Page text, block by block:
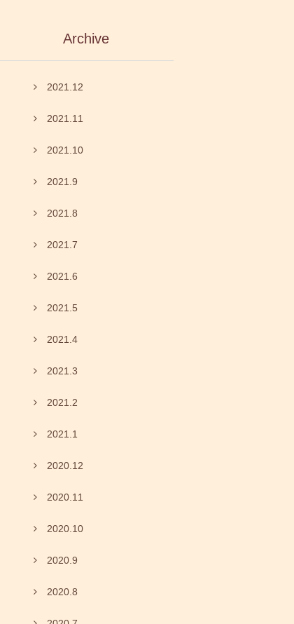
Archive
2021.12
2021.11
2021.10
2021.9
2021.8
2021.7
2021.6
2021.5
2021.4
2021.3
2021.2
2021.1
2020.12
2020.11
2020.10
2020.9
2020.8